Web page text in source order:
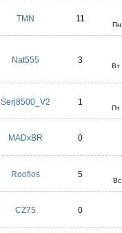
TMN 11
Пн
Nat555 3
Вт
Serj8500_V2 1
Пт
MADxBR 0
Roofios 5
CZ75 0